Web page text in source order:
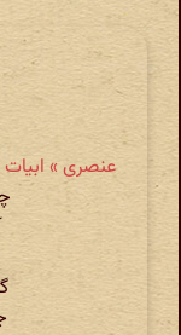
عنصری » ابیات